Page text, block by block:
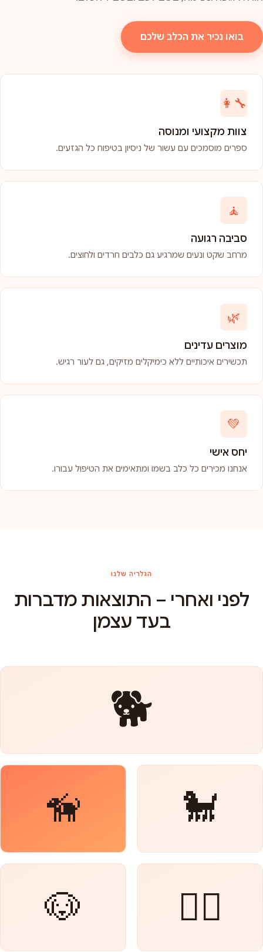
בואו נכיר את הכלב שלכם
👩‍🔧
צוות מקצועי ומנוסה
ספרים מוסמכים עם עשור של ניסיון בטיפוח כל הגזעים.
🧘
סביבה רגועה
מרחב שקט ונעים שמרגיע גם כלבים חרדים ולחוצים.
🌿
מוצרים עדינים
תכשירים איכותיים ללא כימיקלים מזיקים, גם לעור רגיש.
💚
יחס אישי
אנחנו מכירים כל כלב בשמו ומתאימים את הטיפול עבורו.
הגלריה שלנו
לפני ואחרי – התוצאות מדברות
בעד עצמן
🐕
🐩
🦮
🐕‍🦺
🐶